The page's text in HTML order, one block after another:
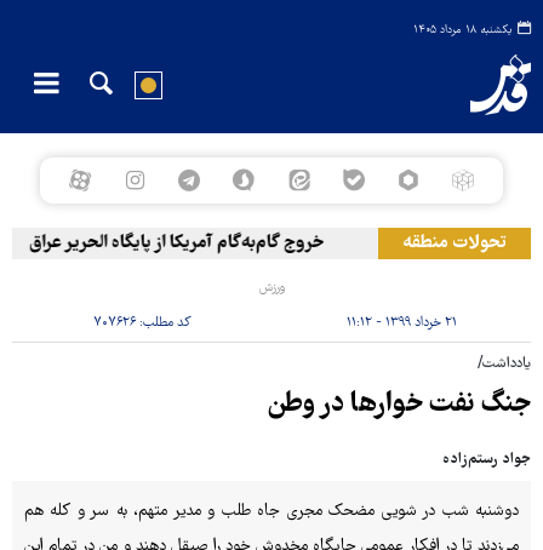
یکشنبه ۱۸ مرداد ۱۴۰۵
تحولات منطقه خروج گام‌به‌گام آمریکا از پایگاه الحریر عراق
ورزش
۲۱ خرداد ۱۳۹۹ - ۱۱:۱۲ کد مطلب:۷۰۷۶۲۶
یادداشت/
جنگ نفت خوارها در وطن
جواد رستم‌زاده
دوشنبه شب در شویی مضحک مجری جاه طلب و مدیر متهم، به سر و کله هم